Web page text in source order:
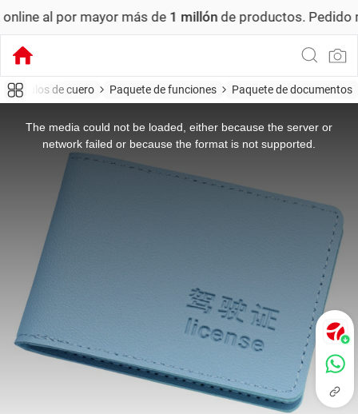
más de1 millónde productos. Pedido mínimo: US$
artículos de cuero Paquete de funciones Paquete de documentos
The media could not be loaded, either because the server or
network failed or because the format is not supported.